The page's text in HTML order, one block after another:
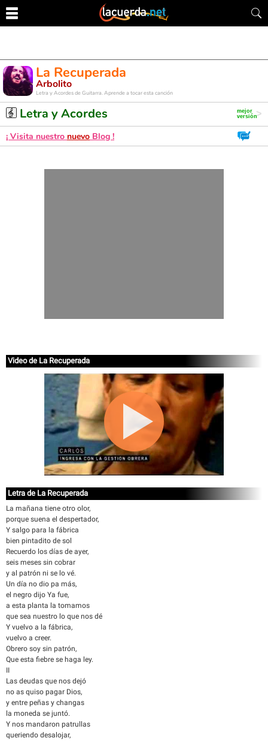
La Recuperada
Arbolito
Letra y Acordes de Guitarra. Aprende a tocar esta canción
Letra y Acordes
¡ Visita nuestro nuevo Blog !
Video de La Recuperada
Letra de La Recuperada
La mañana tiene otro olor,
porque suena el despertador,
Y salgo para la fábrica
bien pintadito de sol
Recuerdo los días de ayer,
seis meses sin cobrar
y al patrón ni se lo vé.
Un día no dio pa más,
el negro dijo Ya fue,
a esta planta la tomamos
que sea nuestro lo que nos dé
Y vuelvo a la fábrica,
vuelvo a creer.
Obrero soy sin patrón,
Que esta fiebre se haga ley.
II
Las deudas que nos dejó
no as quiso pagar Dios,
y entre peñas y changas
la moneda se juntó.
Y nos mandaron patrullas
queriendo desalojar,